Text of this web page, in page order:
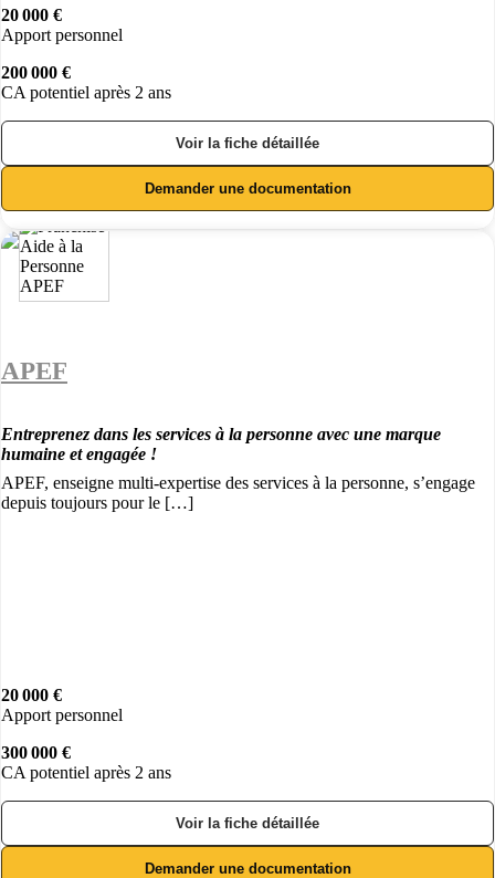
20 000 €
Apport personnel
200 000 €
CA potentiel après 2 ans
Voir la fiche détaillée
Demander une documentation
APEF
Entreprenez dans les services à la personne avec une marque
humaine et engagée !
APEF, enseigne multi-expertise des services à la personne, s’engage
depuis toujours pour le […]
20 000 €
Apport personnel
300 000 €
CA potentiel après 2 ans
Voir la fiche détaillée
Demander une documentation